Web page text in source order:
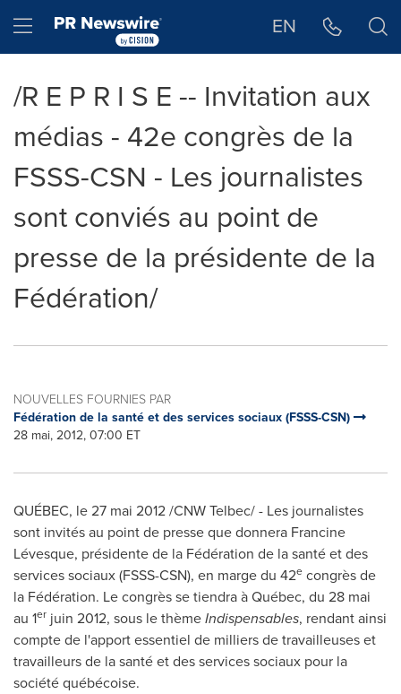
Hamburger menu EN
/R E P R I S E -- Invitation aux
médias - 42e congrès de la
FSSS-CSN - Les journalistes
sont conviés au point de
presse de la présidente de la
Fédération/
NOUVELLES FOURNIES PAR
Fédération de la santé et des services sociaux (FSSS-CSN)
28 mai, 2012, 07:00 ET
QUÉBEC, le 27 mai 2012 /CNW Telbec/ - Les journalistes
sont invités au point de presse que donnera Francine
Lévesque, présidente de la Fédération de la santé et des
services sociaux (FSSS-CSN), en marge du 42e congrès de
la Fédération. Le congrès se tiendra à Québec, du 28 mai
au 1er juin 2012, sous le thèmeIndispensables, rendant ainsi
compte de l'apport essentiel de milliers de travailleuses et
travailleurs de la santé et des services sociaux pour la
société québécoise.